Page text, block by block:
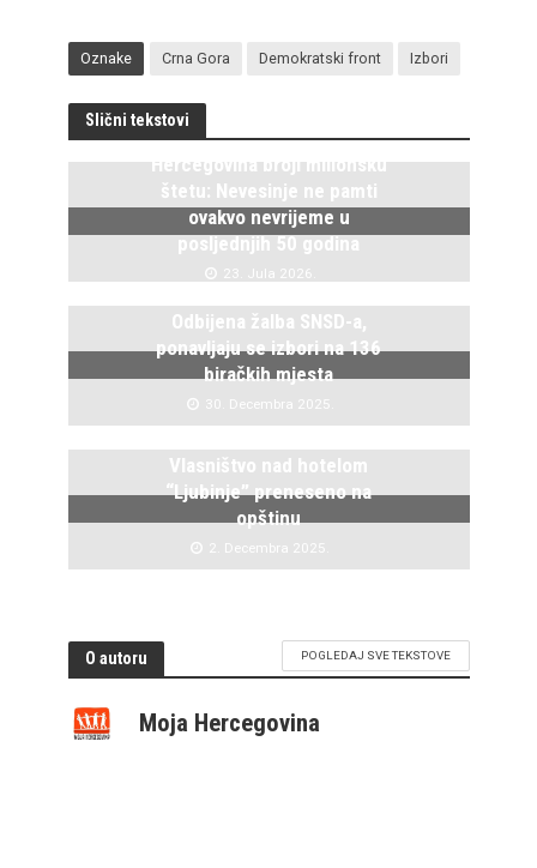
Oznake Crna Gora Demokratski front Izbori
Slični tekstovi
Hercegovina broji milionsku
štetu: Nevesinje ne pamti
ovakvo nevrijeme u
posljednjih 50 godina
23. Jula 2026.
Odbijena žalba SNSD-a,
ponavljaju se izbori na 136
biračkih mjesta
30. Decembra 2025.
Vlasništvo nad hotelom
“Ljubinje” preneseno na
opštinu
2. Decembra 2025.
O autoru POGLEDAJ SVE TEKSTOVE
Moja Hercegovina